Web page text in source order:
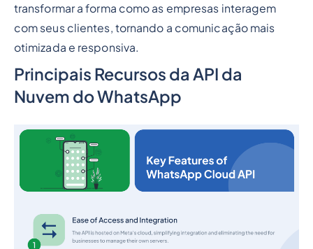
transformar a forma como as empresas interagem
com seus clientes, tornando a comunicação mais
otimizada e responsiva.
Principais Recursos da API da
Nuvem do WhatsApp